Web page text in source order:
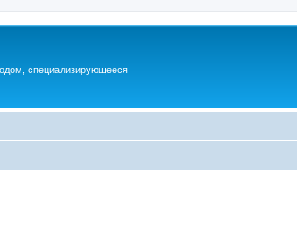
специализирующееся